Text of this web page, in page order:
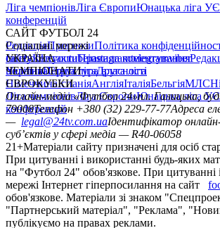
Ліга чемпіонівЛіга ЄвропиЮнацька ліга
конференцій
САЙТ ФУТБОЛ 24
РедакціяПрогнозиПолітика
сайтуКонтактиПравила коментування
політикаСтруктура власності
Соціальні мережі
facebookxyoutubeinstagramtelegramviber
УКРАЇНА
УкраїнаПерша лігаДруга ліга
ЧЕМПІОНАТИ
НімеччинаІспаніяАнгліяІталіяБельгіяМЛС
ЄВРОКУБКИ
Ліга чемпіонівЛіга ЄвропиЮнацька ліга
конференцій
Онлайн-медіа «Футбол 24»пл. Галицька,
79008Телефон +380 (32) 229-77-77Адреса
— legal@24tv.com.uaІдентифікатор
суб’єктів у сфері медіа — R40-06058
21+Матеріали сайту призначені для осіб
При цитуванні і використанні будь-яких
на "Футбол 24" обов'язкове. При цитуванні
мережі Інтернет гіперпосилання на сайт
обов'язкове. Матеріали зі знаком
"Партнерський матеріал", "Реклама",
публікуємо на правах реклами.